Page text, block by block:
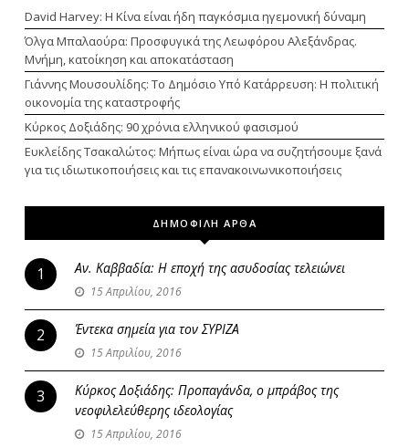
David Harvey: Η Κίνα είναι ήδη παγκόσμια ηγεμονική δύναμη
Όλγα Μπαλαούρα: Προσφυγικά της Λεωφόρου Αλεξάνδρας.
Μνήμη, κατοίκηση και αποκατάσταση
Γιάννης Μουσουλίδης: Το Δημόσιο Υπό Κατάρρευση: Η πολιτική
οικονομία της καταστροφής
Κύρκος Δοξιάδης: 90 χρόνια ελληνικού φασισμού
Ευκλείδης Τσακαλώτος: Μήπως είναι ώρα να συζητήσουμε ξανά
για τις ιδιωτικοποιήσεις και τις επανακοινωνικοποιήσεις
ΔΗΜΟΦΙΛΗ ΑΡΘΑ
1 Αν. Καββαδία: Η εποχή της ασυδοσίας τελειώνει
15 Απριλίου, 2016
2 Έντεκα σημεία για τον ΣΥΡΙΖΑ
15 Απριλίου, 2016
3
Κύρκος Δοξιάδης: Προπαγάνδα, ο μπράβος της
νεοφιλελεύθερης ιδεολογίας
15 Απριλίου, 2016